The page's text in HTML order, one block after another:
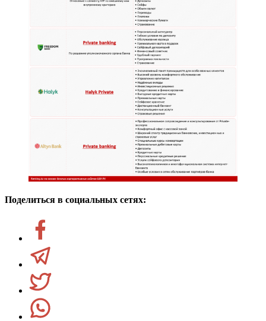
Поделиться в социальных сетях: